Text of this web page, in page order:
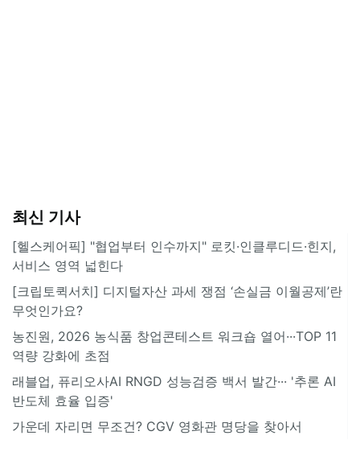
최신 기사
[헬스케어픽] "협업부터 인수까지" 로킷·인클루디드·힌지,
서비스 영역 넓힌다
[크립토퀵서치] 디지털자산 과세 쟁점 ‘손실금 이월공제’란
무엇인가요?
농진원, 2026 농식품 창업콘테스트 워크숍 열어···TOP 11
역량 강화에 초점
래블업, 퓨리오사AI RNGD 성능검증 백서 발간··· '추론 AI
반도체 효율 입증'
가운데 자리면 무조건? CGV 영화관 명당을 찾아서